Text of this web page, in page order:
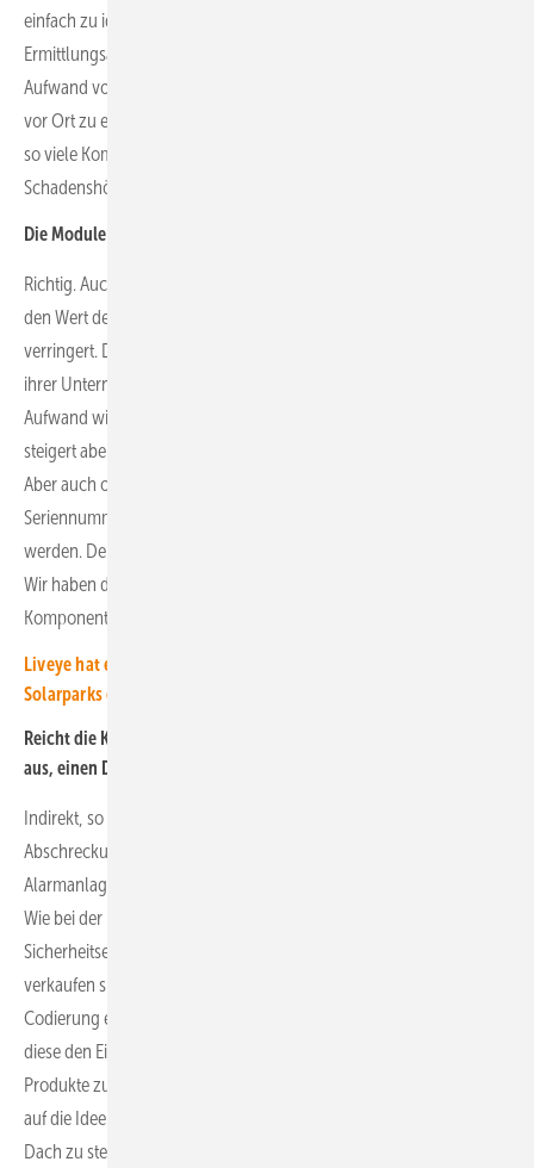
einfach zu identifizieren und die Polizei hätte einen ersten
Ermittlungsansatz. Andererseits erhöhen wir mit dem Etikett den
Aufwand vor Ort, sollten sich die Diebe entscheiden, die Etiketten
vor Ort zu entfernen. Diebe können dann in der gleichen Zeit nicht
so viele Komponenten mitnehmen, und das verringert die
Schadenshöhe.
Die Module sind mit den Etiketten auch kaum verkäuflich?
Richtig. Auch dann müssten sie aufwändig gereinigt werden, was
den Wert der Module und Wechselrichter für die Diebe drastisch
verringert. Denn auch die Diebe denken über die Wirtschaftlichkeit
ihrer Unternehmung nach und wollen Komponenten mit so wenig
Aufwand wie möglich verkaufen. Die Entfernung der Etiketten
steigert aber den Aufwand und damit sinkt der Erlös für die Täter.
Aber auch ohne Etikett besteht immer noch das Risiko über die
Seriennummer der Module oder Wechselrichter entdeckt zu
werden. Denn diese sind ja immer noch in der Datenbank hinterlegt.
Wir haben damit eine echte Möglichkeit entwickelt, die Herkunft von
Komponenten zurückzuverfolgen.
Liveye hat einen energieautarken Schutz für Wind- und
Solarparks entwickelt
Reicht die Kennzeichnung mit den Etiketten und die Registrierung
aus, einen Diebstahl zu verhindern?
Indirekt, so wie andere Systeme auch. Wir setzen auf massive
Abschreckung. Dies ersetzt natürlich keinen Zaun und auch keine
Alarmanlage oder ähnliche Sicherungsmaßnahmen, ergänzt diese.
Wie bei der Fahrrad-Codierung geht es darum, dass durch
Sicherheitsetiketten und Onlinespeicherung Produkte schwerer zu
verkaufen sind. Das schreckt ab. Auch beim Fahrrad ist die
Codierung effektiver als Diebstahlschutz. Denn wie erwähnt zeigt
diese den Eigentümer und erleichtert es der Polizei, aufgefundene
Produkte zuzuordnen. Es geht darum, dass die Diebe gar nicht erst
auf die Idee kommen, in den Solarpark einzubrechen oder auf das
Dach zu steigen.